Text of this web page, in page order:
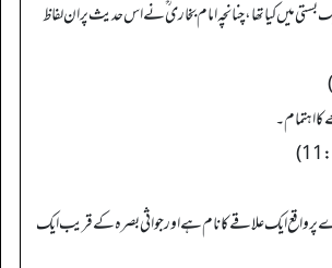
میں کیا تھا، چنانچہ امام بخاری ؒ نے اس حدیث پر ان لفاظ
اہتمام۔
واقع ایک علاقے کا نام ہے اور جواثی بصرہ کے قریب ایک